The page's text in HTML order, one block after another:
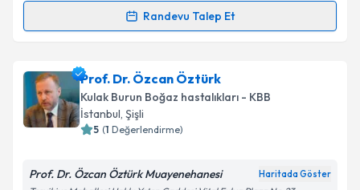
Takvim Talebini Gönder
Randevu Talep Et
Randevu Takvimi Talebi
Op. Dr. Furkan Melih Koçakiçin randevu takvimi
talebi oluşturun. Size bu uzmandan randevu almanız
için bir takvim hazırlandığında e-posta ile
bilgilendireceğiz.
Prof. Dr. Özcan Öztürk
Kulak Burun Boğaz hastalıkları - KBB
İstanbul, Şişli
5 (1 Değerlendirme)
Prof. Dr. Özcan Öztürk Muayenehanesi Haritada Göster